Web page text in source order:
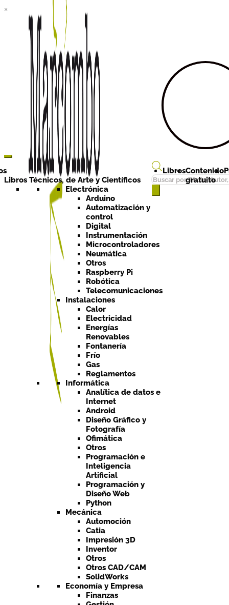
×
Búsqueda
de
Libros Técnicos, de Arte y Científicos
Electrónica
Arduino
Automatización y
control
Digital
Instrumentación
Microcontroladores
Neumática
Otros
Raspberry Pi
Robótica
Telecomunicaciones
Instalaciones
Calor
Electricidad
Energías
Renovables
Fontanería
Frío
Gas
Reglamentos
Informática
Analítica de datos e
Internet
Android
Diseño Gráfico y
Fotografía
Ofimática
Otros
Programación e
Inteligencia
Artificial
Programación y
Diseño Web
Python
Mecánica
Automoción
Catia
Impresión 3D
Inventor
Otros
Otros CAD/CAM
SolidWorks
Economía y Empresa
Finanzas
LibrosContenido
gratuito